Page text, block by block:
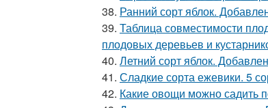
38. Ранний сорт яблок.
39. Таблица совместимости
плодовых деревьев и
40. Летний сорт яблок.
41. Сладкие сорта ежевики. 5
42. Какие овощи можно садить